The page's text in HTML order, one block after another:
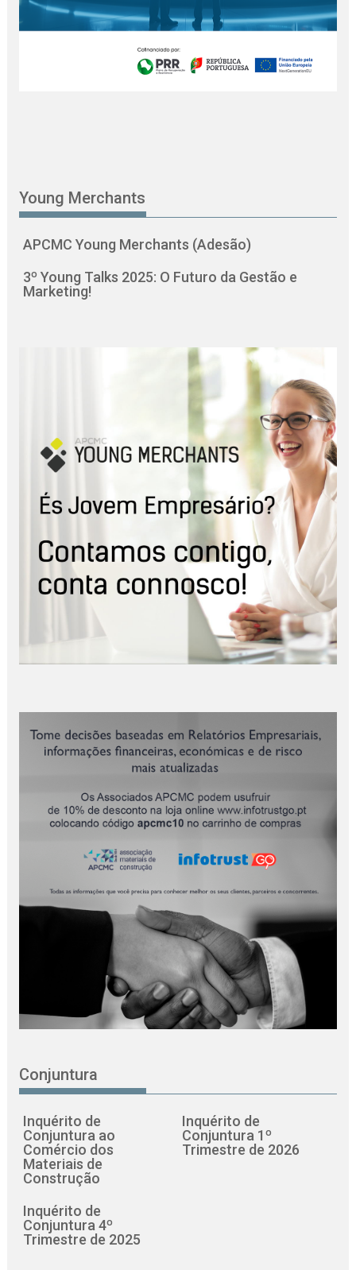
Young Merchants
APCMC Young Merchants (Adesão)
3º Young Talks 2025: O Futuro da Gestão e
Marketing!
Conjuntura
Inquérito de
Conjuntura ao
Comércio dos
Materiais de
Construção
Inquérito de
Conjuntura 1º
Trimestre de 2026
Inquérito de
Conjuntura 4º
Trimestre de 2025